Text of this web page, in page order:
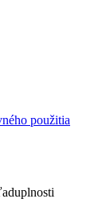
použitia